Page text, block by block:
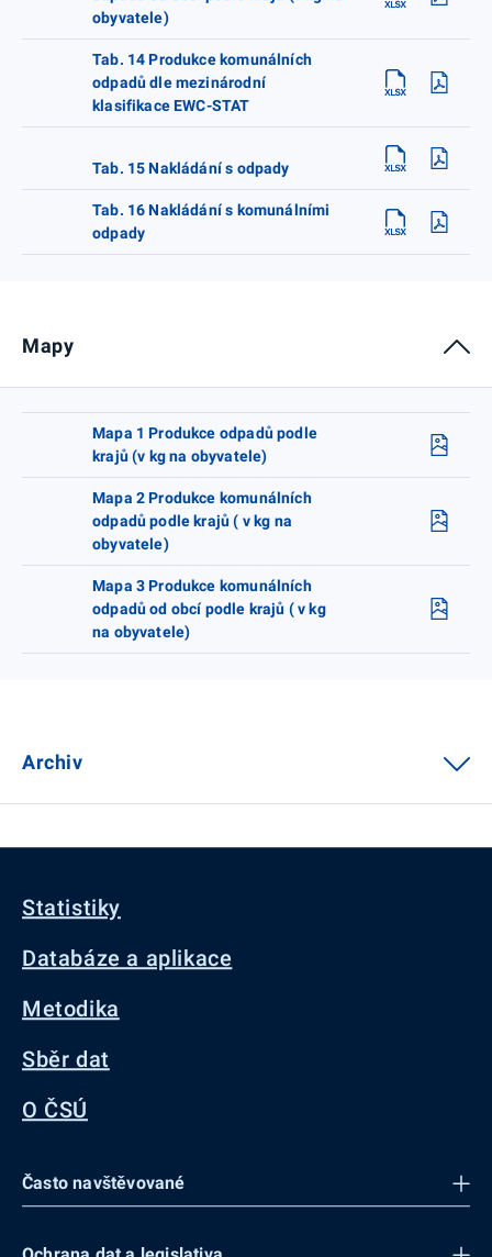
obyvatele)
Tab. 14 Produkce komunálních
odpadů dle mezinárodní
klasifikace EWC-STAT
Tab. 15 Nakládání s odpady
Tab. 16 Nakládání s komunálními
odpady
Mapy
Mapa 1 Produkce odpadů podle
krajů (v kg na obyvatele)
Mapa 2 Produkce komunálních
odpadů podle krajů ( v kg na
obyvatele)
Mapa 3 Produkce komunálních
odpadů od obcí podle krajů ( v kg
na obyvatele)
Archiv
Statistiky
Databáze a aplikace
Metodika
Sběr dat
O ČSÚ
Často navštěvované